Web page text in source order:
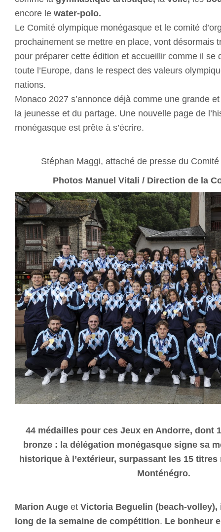
encore le water-polo.
Le Comité olympique monégasque et le comité
prochainement se mettre en place, vont désormais
pour préparer cette édition et accueillir comme il se
toute l’Europe, dans le respect des valeurs
nations.
Monaco 2027 s’annonce déjà comme une grande
la jeunesse et du partage. Une nouvelle page de
monégasque est prête à s’écrire.
Stéphan Maggi, attaché de presse du
Photos Manuel Vitali / Direction de la
44 médailles pour ces Jeux en Andorre, dont
bronze : la délégation monégasque signe sa
historique à l’extérieur, surpassant les 15 titres
Monténégro.
Marion Auge et Victoria Beguelin (beach-
long de la semaine de compétition. Le bonheur